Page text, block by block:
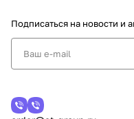
Подписаться на новости и